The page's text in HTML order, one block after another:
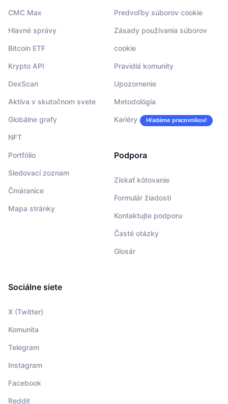
CMC Max
Hlavné správy
Bitcoin ETF
Krypto API
DexScan
Aktíva v skutočnom svete
Globálne grafy
NFT
Portfólio
Sledovací zoznam
Čmáranice
Mapa stránky
Predvoľby súborov cookie
Zásady používania súborov
cookie
Pravidlá komunity
Upozornenie
Metodológia
Kariéry Hľadáme pracovníkov!
Podpora
Získať kótovanie
Formulár žiadosti
Kontaktujte podporu
Časté otázky
Glosár
Sociálne siete
X (Twitter)
Komunita
Telegram
Instagram
Facebook
Reddit